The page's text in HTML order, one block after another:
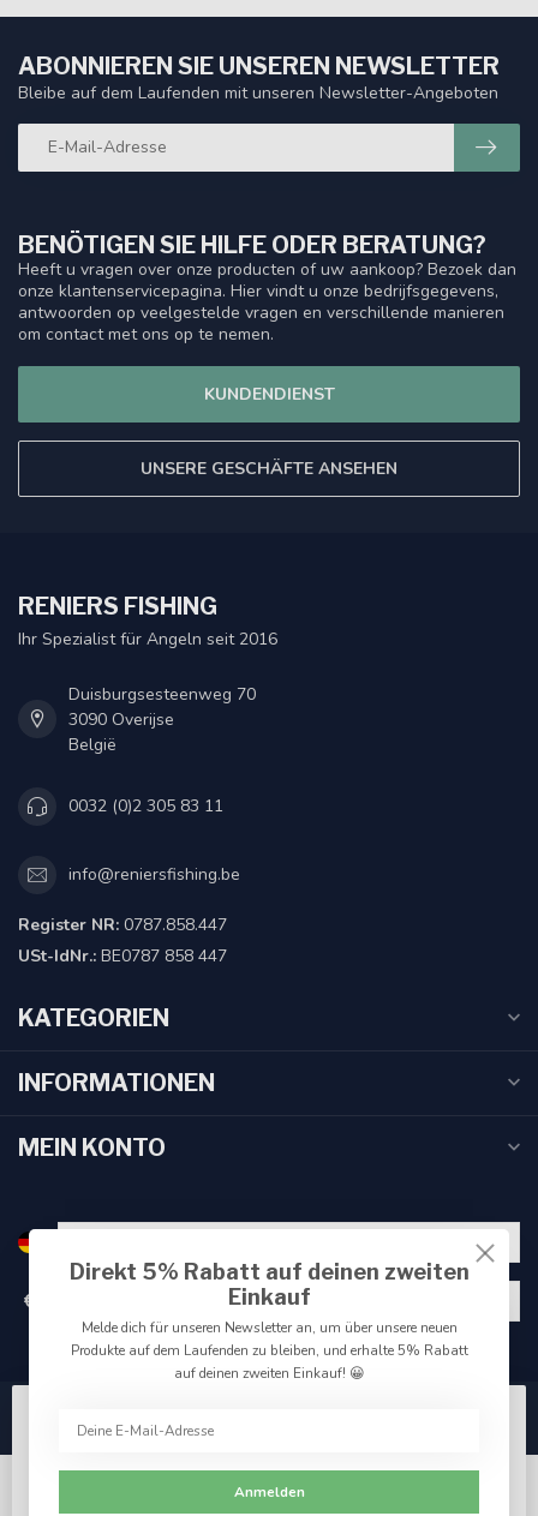
BENÖTIGEN SIE HILFE ODER BERATUNG?
Heeft u vragen over onze producten of uw aankoop? Bezoek dan
onze klantenservicepagina. Hier vindt u onze bedrijfsgegevens,
antwoorden op veelgestelde vragen en verschillende manieren
om contact met ons op te nemen.
KUNDENDIENST
UNSERE GESCHÄFTE ANSEHEN
ABONNIEREN SIE UNSEREN NEWSLETTER
Bleibe auf dem Laufenden mit unseren Newsletter-Angeboten
RENIERS FISHING
Ihr Spezialist für Angeln seit 2016
Duisburgsesteenweg 70
3090 Overijse
België
0032 (0)2 305 83 11
info@reniersfishing.be
Register NR: 0787.858.447
USt-IdNr.: BE0787 858 447
KATEGORIEN
INFORMATIONEN
MEIN KONTO
€
Verwendung von Cookies, um das beste Seitenerlebnis
zu erzielen.
Ja
Direkt 5% Rabatt auf deinen zweiten
Einkauf
Melde dich für unseren Newsletter an, um über unsere neuen
Produkte auf dem Laufenden zu bleiben, und erhalte 5% Rabatt
auf deinen zweiten Einkauf! 😀
Anmelden